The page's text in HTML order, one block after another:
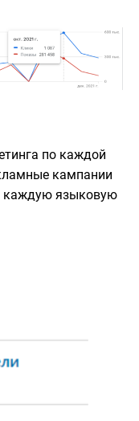
по каждой
кампании
каждую языковую